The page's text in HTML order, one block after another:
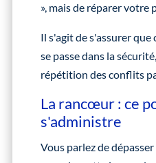
», mais de réparer votre
Il s'agit de s'assurer
se passe dans la
répétition des conflits
La rancœur : ce
s'administre
Vous parlez de